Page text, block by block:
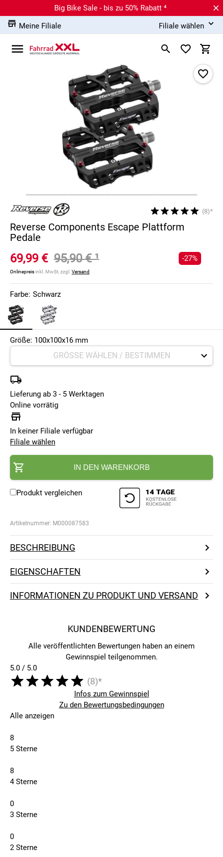
Big Bike Sale - bis zu 50% Rabatt ⁴
Meine Filiale
Filiale wählen
(8)*
Reverse Components Escape Plattform
Pedale
69,99 € 95,90 €¹
Onlinepreisinkl. MwSt, zzgl. Versand
-27%
Farbe: Schwarz
Größe: 100x100x16 mm
Lieferung ab 3 - 5 Werktagen
Online vorrätig
In keiner Filiale verfügbar
Filiale wählen
IN DEN WARENKORB
Produkt vergleichen
Artikelnummer: M000087583
BESCHREIBUNG
EIGENSCHAFTEN
INFORMATIONEN ZU PRODUKT UND VERSAND
KUNDENBEWERTUNG
Alle veröffentlichten Bewertungen haben an einem
Gewinnspiel teilgenommen.
5.0 / 5.0
(8)*
Infos zum Gewinnspiel
Zu den Bewertungsbedingungen
Alle anzeigen
8
5 Sterne
8
4 Sterne
0
3 Sterne
0
2 Sterne